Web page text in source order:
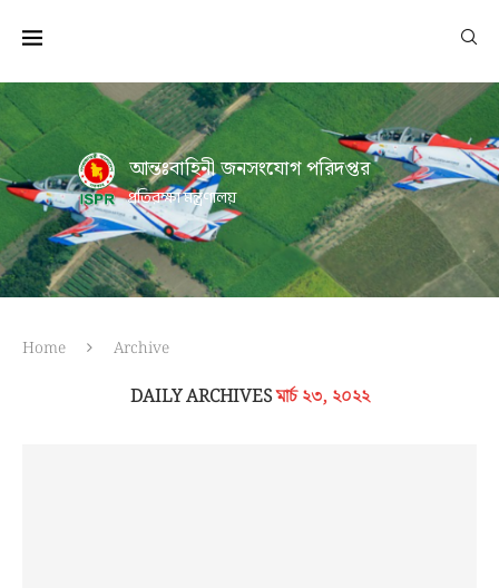
আন্তঃবাহিনী জনসংযোগ পরিদপ্তর
প্রতিরক্ষা মন্ত্রণালয়
Home Archive
DAILY ARCHIVESমার্চ ২৩, ২০২২